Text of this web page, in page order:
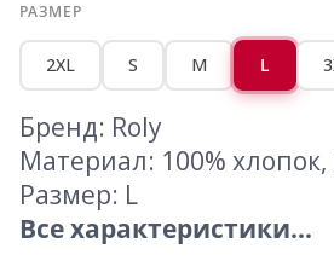
РАЗМЕР
2XL S M L
Бренд: Roly
Материал: 100% хлопок,
Размер: L
Все характеристики...